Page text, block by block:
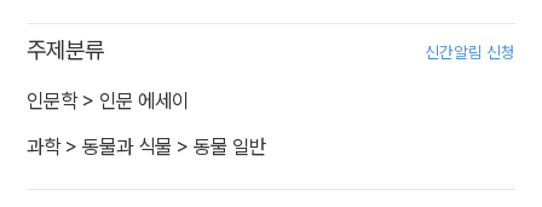
주제분류 신간알림 신청
인문학> 인문 에세이
과학> 동물과 식물 > 동물 일반